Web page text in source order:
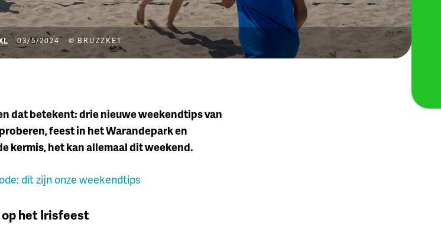
03/5/2024 © BRUZZKET
dat betekent: drie nieuwe weekendtips van
feest in het Warandepark en
kermis, het kan allemaal dit weekend.
dit zijn onze weekendtips
het Irisfeest